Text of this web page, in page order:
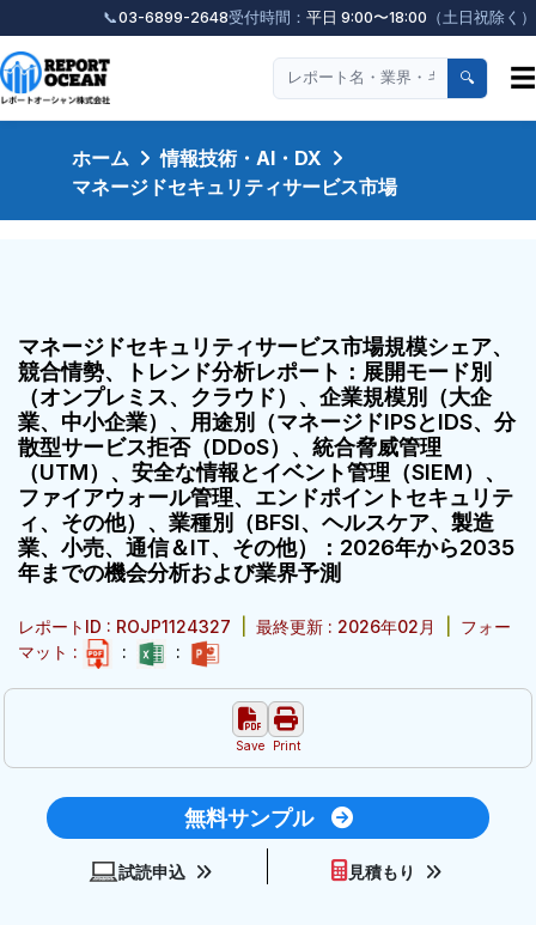
📞03-6899-2648受付時間： 平日 9:00〜18:00 （土日祝除く）
🔍 ☰
ホーム
情報技術・AI・DX
マネージドセキュリティサービス市場
マネージドセキュリティサービス市場規模シェア、
競合情勢、トレンド分析レポート：展開モード別
（オンプレミス、クラウド）、企業規模別（大企
業、中小企業）、用途別（マネージドIPSとIDS、分
散型サービス拒否（DDoS）、統合脅威管理
（UTM）、安全な情報とイベント管理（SIEM）、
ファイアウォール管理、エンドポイントセキュリテ
ィ、その他）、業種別（BFSI、ヘルスケア、製造
業、小売、通信＆IT、その他）：2026年から2035
年までの機会分析および業界予測
レポートID : ROJP1124327 最終更新 : 2026年02月
フォー
マット :
: :
Save Print
無料サンプル
試読申込 見積もり